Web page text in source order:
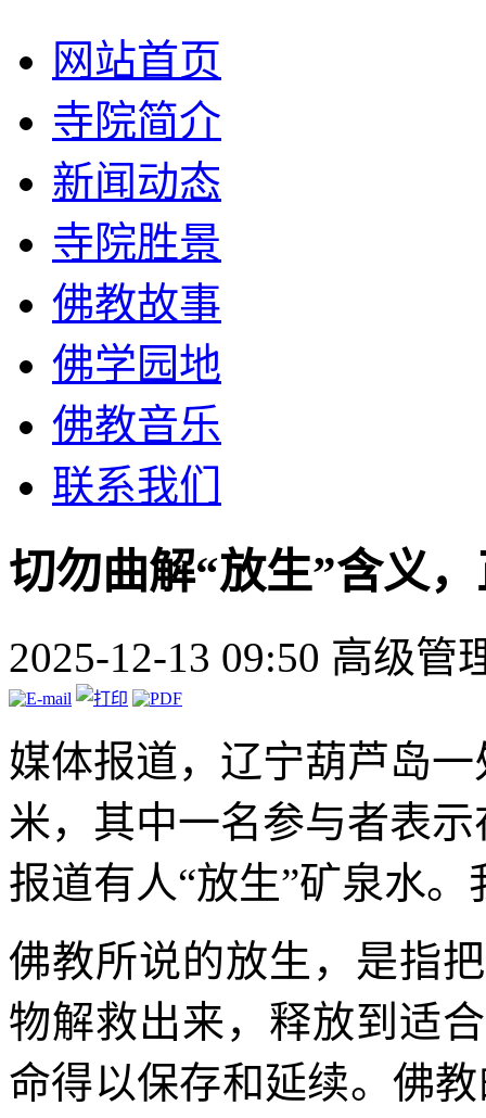
网站首页
寺院简介
新闻动态
寺院胜景
佛教故事
佛学园地
佛教音乐
联系我们
切勿曲解“放生”含义
2025-12-13 09:50 高级管
媒体报道，辽宁葫芦岛
米，其中一名参与者表
报道有人“放生”矿泉水
佛教所说的放生，是指
物解救出来，释放到适
命得以保存和延续。佛